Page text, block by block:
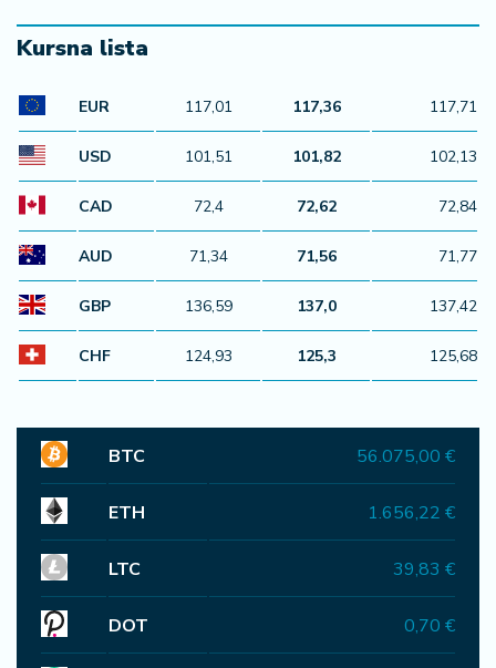
Kursna lista
EUR 117,01 117,36 117,71
USD 101,51 101,82 102,13
CAD 72,4 72,62 72,84
AUD 71,34 71,56 71,77
GBP 136,59 137,0 137,42
CHF 124,93 125,3 125,68
BTC 56.075,00 €
ETH 1.656,22 €
LTC 39,83 €
DOT 0,70 €